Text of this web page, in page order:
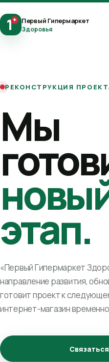
1+ Первый Гипермаркет
Здоровья
РЕКОНСТРУКЦИЯ
Мы
этап.
«Первый Гипермаркет
направление развития,
готовит проект к
интернет-магазин